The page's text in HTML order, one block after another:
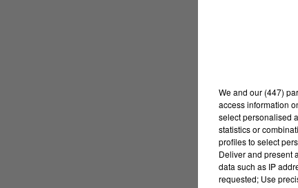
We and our (447)
access information
select personalised
statistics or
profiles to select
Deliver and present
data such as IP
requested; Use